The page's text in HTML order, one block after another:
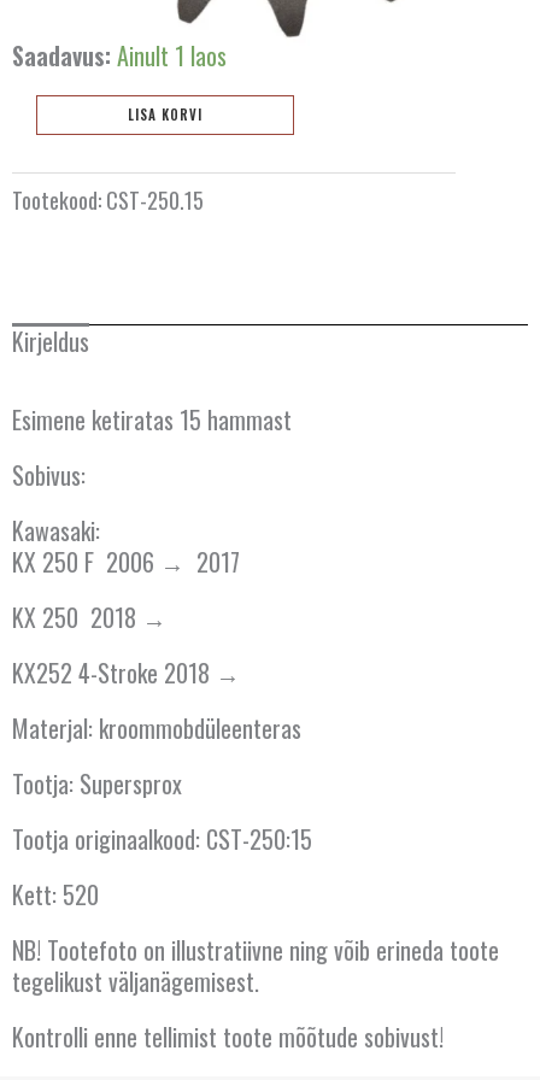
Saadavus: Ainult 1 laos
ketiratas
15
kogus
LISA KORVI
Tootekood:CST-250.15
Kirjeldus
Esimene ketiratas 15 hammast
Sobivus:
Kawasaki:
KX 250 F 2006 → 2017
KX 250 2018 →
KX252 4-Stroke 2018 →
Materjal: kroommobdüleenteras
Tootja: Supersprox
Tootja originaalkood: CST-250:15
Kett: 520
NB! Tootefoto on illustratiivne ning võib erineda toote
tegelikust väljanägemisest.
Kontrolli enne tellimist toote mõõtude sobivust!